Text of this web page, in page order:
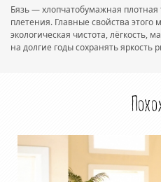
Бязь — хлопчатобумажная плотная
плетения. Главные свойства этого
экологическая чистота, лёгкость,
на долгие годы сохранять яркость